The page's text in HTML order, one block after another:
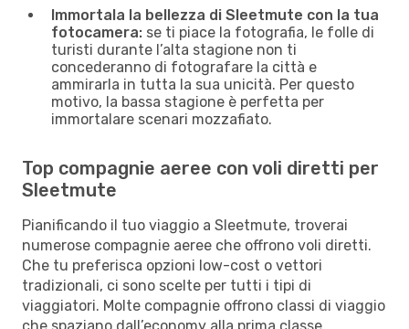
Immortala la bellezza di Sleetmute con la tua
fotocamera: se ti piace la fotografia, le folle di
turisti durante l’alta stagione non ti
concederanno di fotografare la città e
ammirarla in tutta la sua unicità. Per questo
motivo, la bassa stagione è perfetta per
immortalare scenari mozzafiato.
Top compagnie aeree con voli diretti per
Sleetmute
Pianificando il tuo viaggio a Sleetmute, troverai
numerose compagnie aeree che offrono voli diretti.
Che tu preferisca opzioni low-cost o vettori
tradizionali, ci sono scelte per tutti i tipi di
viaggiatori. Molte compagnie offrono classi di viaggio